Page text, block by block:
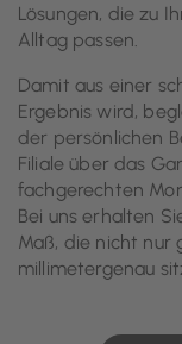
Lösungen, die zu
Alltag passen.
Damit aus einer
Ergebnis wird,
der persönlichen
Filiale über das
fachgerechten
Bei uns erhalten
Maß, die nicht nur
millimetergenau